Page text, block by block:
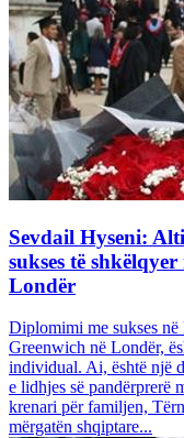
Sevdail Hyseni:
sukses të
Londër
Diplomimi me sukses
Greenwich në Londër,
individual. Ai, është një
e lidhjes së pandërprerë
krenari për familjen,
mërgatën shqiptare...